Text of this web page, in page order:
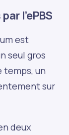
l'ePBS
est
seul gros
un
sur
deux